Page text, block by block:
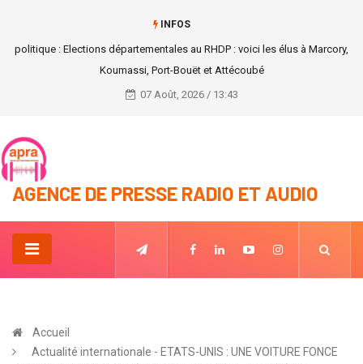
INFOS
Conseil des ministres du 06 octobre 2021
07 Août, 2026 / 13:43
AGENCE DE PRESSE RADIO ET AUDIO
Accueil
Actualité internationale - ETATS-UNIS : UNE VOITURE FONCE